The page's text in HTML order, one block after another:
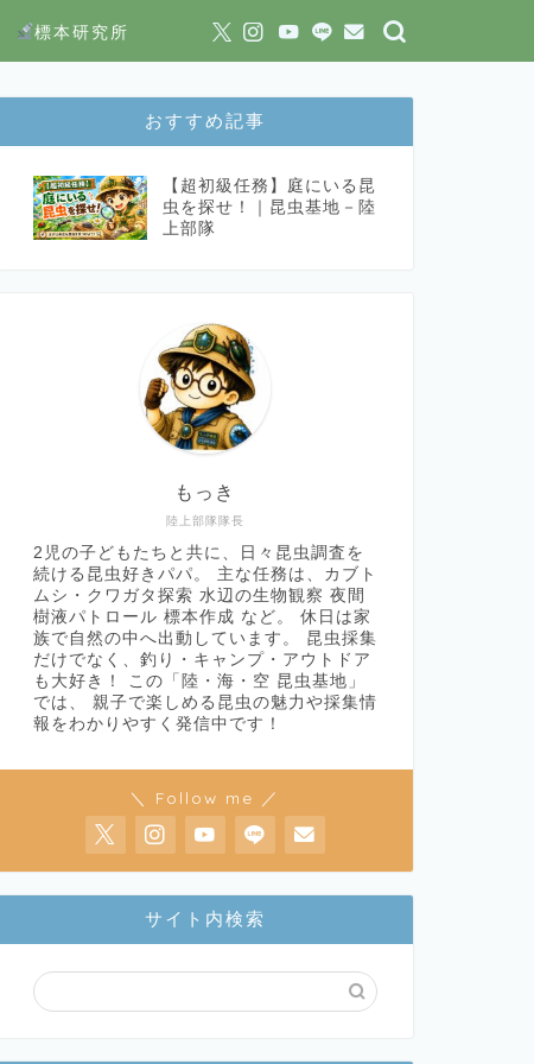
標本研究所
おすすめ記事
【超初級任務】庭にいる昆
虫を探せ！｜昆虫基地－陸
上部隊
陸上部隊隊長
もっき
2児の子どもたちと共に、日々昆虫調査を
続ける昆虫好きパパ。 主な任務は、カブト
ムシ・クワガタ探索 水辺の生物観察 夜間
樹液パトロール 標本作成 など。 休日は家
族で自然の中へ出動しています。 昆虫採集
だけでなく、釣り・キャンプ・アウトドア
も大好き！ この「陸・海・空 昆虫基地」
では、 親子で楽しめる昆虫の魅力や採集情
報をわかりやすく発信中です！
＼ Follow me ／
サイト内検索